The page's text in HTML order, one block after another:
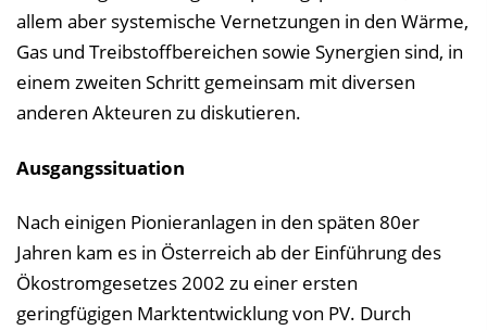
allem aber systemische Vernetzungen in den Wärme,
Gas und Treibstoffbereichen sowie Synergien sind, in
einem zweiten Schritt gemeinsam mit diversen
anderen Akteuren zu diskutieren.
Ausgangssituation
Nach einigen Pionieranlagen in den späten 80er
Jahren kam es in Österreich ab der Einführung des
Ökostromgesetzes 2002 zu einer ersten
geringfügigen Marktentwicklung von PV. Durch